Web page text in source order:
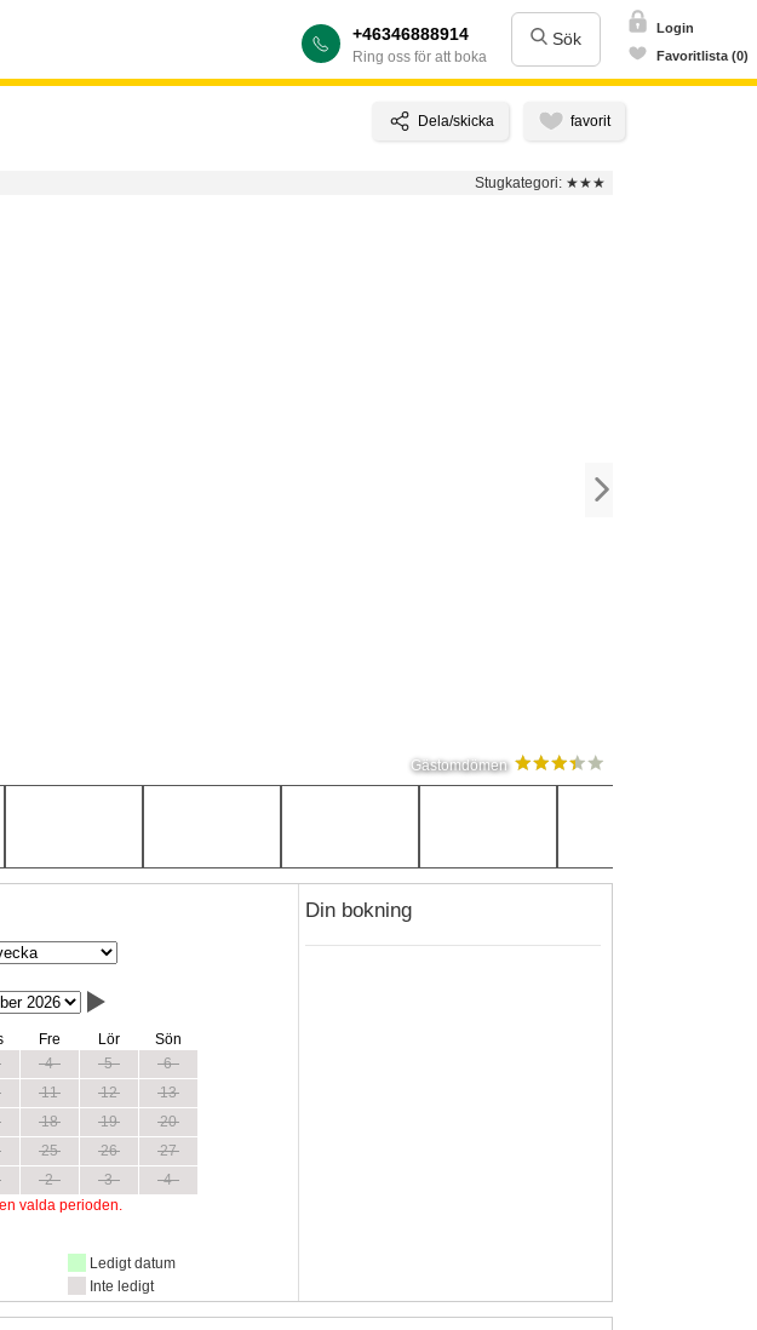
+46346888914
Ring oss för att boka
Sök
Login
Favoritlista (0)
Stugkategori: ★★★
Gästomdömen
Fre Lör
Sön
4 5
6
11 12
13
18 19
20
25 26
27
2 3
4
valda perioden.
Ledigt datum
Inte ledigt
Din bokning